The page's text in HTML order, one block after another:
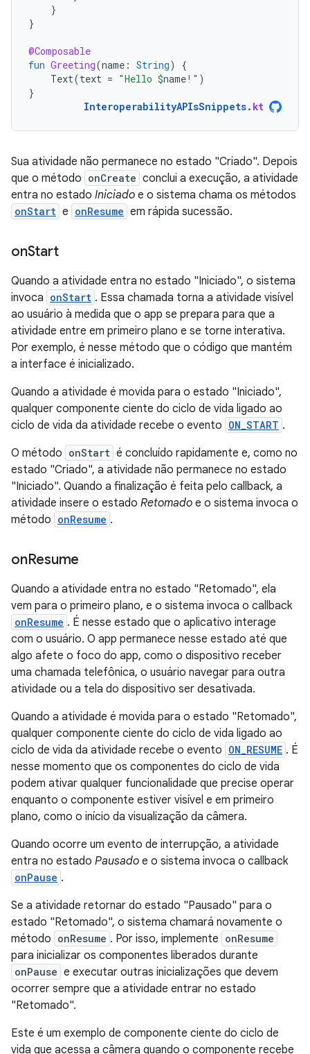
}
}
@Composable
fun Greeting(name : String)
{
Text(text = "Hello $name!" )
}
InteroperabilityAPIsSnippets. kt
Sua atividade não permanece no estado "Criado". Depois
que o método onCreate conclui a execução, a atividade
entra no estado Iniciado e o sistema chama os métodos
onStart e onResume em rápida sucessão.
onStart
Quando a atividade entra no estado "Iniciado", o sistema
invoca onStart . Essa chamada torna a atividade visível
ao usuário à medida que o app se prepara para que a
atividade entre em primeiro plano e se torne interativa.
Por exemplo, é nesse método que o código que mantém
a interface é inicializado.
Quando a atividade é movida para o estado "Iniciado",
qualquer componente ciente do ciclo de vida ligado ao
ciclo de vida da atividade recebe o evento ON_START .
O método onStart é concluído rapidamente e, como no
estado "Criado", a atividade não permanece no estado
"Iniciado". Quando a finalização é feita pelo callback, a
atividade insere o estado Retomado e o sistema invoca o
método onResume .
onResume
Quando a atividade entra no estado "Retomado", ela
vem para o primeiro plano, e o sistema invoca o callback
onResume . É nesse estado que o aplicativo interage
com o usuário. O app permanece nesse estado até que
algo afete o foco do app, como o dispositivo receber
uma chamada telefônica, o usuário navegar para outra
atividade ou a tela do dispositivo ser desativada.
Quando a atividade é movida para o estado "Retomado",
qualquer componente ciente do ciclo de vida ligado ao
ciclo de vida da atividade recebe o evento ON_RESUME . É
nesse momento que os componentes do ciclo de vida
podem ativar qualquer funcionalidade que precise operar
enquanto o componente estiver visível e em primeiro
plano, como o início da visualização da câmera.
Quando ocorre um evento de interrupção, a atividade
entra no estado Pausado e o sistema invoca o callback
onPause .
Se a atividade retornar do estado "Pausado" para o
estado "Retomado", o sistema chamará novamente o
método onResume . Por isso, implemente onResume
para inicializar os componentes liberados durante
onPause e executar outras inicializações que devem
ocorrer sempre que a atividade entrar no estado
"Retomado".
Este é um exemplo de componente ciente do ciclo de
vida que acessa a câmera quando o componente recebe